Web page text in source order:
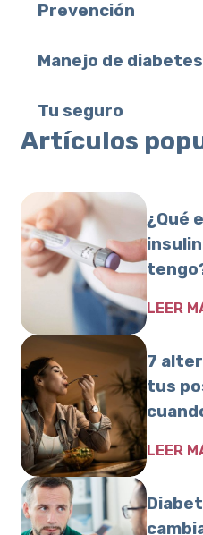
Prevención
Manejo de diabetes
Tu seguro
Artículos
¿Qué
LEER
7
tus
LEER